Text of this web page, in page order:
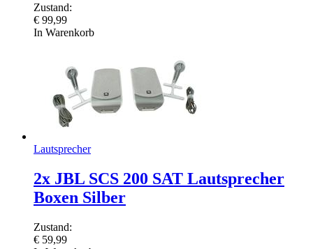
Zustand:
€ 99,99
In Warenkorb
Lautsprecher
2x JBL SCS 200 SAT Lautsprecher
Boxen Silber
Zustand:
€ 59,99